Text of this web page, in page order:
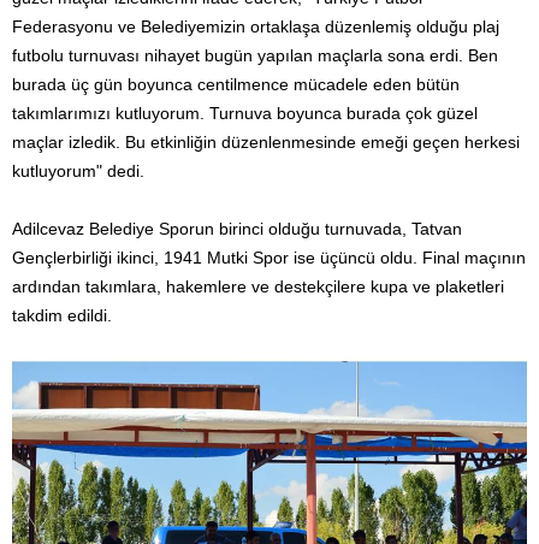
Federasyonu ve Belediyemizin ortaklaşa düzenlemiş olduğu plaj
futbolu turnuvası nihayet bugün yapılan maçlarla sona erdi. Ben
burada üç gün boyunca centilmence mücadele eden bütün
takımlarımızı kutluyorum. Turnuva boyunca burada çok güzel
maçlar izledik. Bu etkinliğin düzenlenmesinde emeği geçen herkesi
kutluyorum" dedi.
Adilcevaz Belediye Sporun birinci olduğu turnuvada, Tatvan
Gençlerbirliği ikinci, 1941 Mutki Spor ise üçüncü oldu. Final maçının
ardından takımlara, hakemlere ve destekçilere kupa ve plaketleri
takdim edildi.